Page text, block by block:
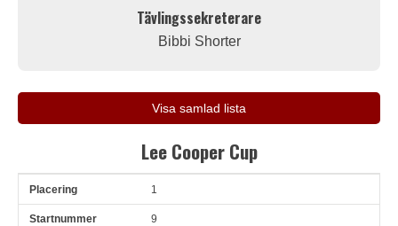
Tävlingssekreterare
Bibbi Shorter
Visa samlad lista
Lee Cooper Cup
Pl Snr 1
9